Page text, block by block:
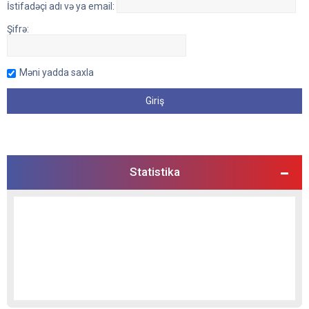
İstifadəçi adı və ya email:
Şifrə:
Məni yadda saxla
Statistika